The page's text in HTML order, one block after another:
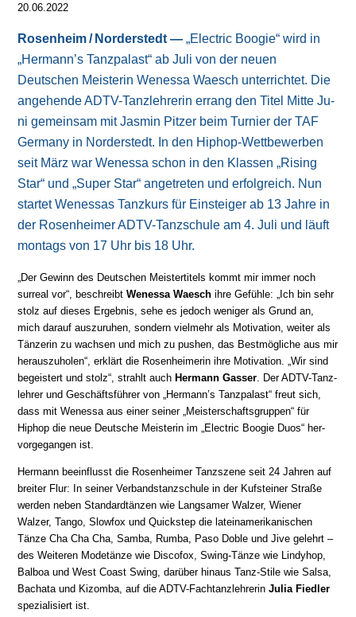
20.06.2022
Rosenheim / Norderstedt — „Electric Boogie“ wird in
„Hermann’s Tanzpalast“ ab Juli von der neuen
Deutschen Meisterin Wenessa Waesch un­ter­rich­tet. Die
an­ge­hen­de ADTV-Tanz­leh­re­rin er­rang den Titel Mit­te Ju­
ni ge­mein­sam mit Jasmin Pitzer beim Tur­nier der TAF
Germany in Norderstedt. In den Hiphop-Wett­be­wer­ben
seit März war Wenessa schon in den Klas­sen „Rising
Star“ und „Super Star“ an­ge­tre­ten und er­folg­reich. Nun
star­tet Wenessas Tanzkurs für Ein­stei­ger ab 13 Jah­re in
der Rosenheimer ADTV-Tanzschule am 4. Ju­li und läuft
mon­tags von 17 Uhr bis 18 Uhr.
„Der Gewinn des Deutschen Meistertitels kommt mir immer noch
surreal vor“, be­schreibtWenessa Waesch ihre Ge­füh­le: „Ich bin sehr
stolz auf die­ses Er­geb­nis, sehe es je­doch we­ni­ger als Grund an,
mich darauf aus­zu­ru­hen, son­dern viel­mehr als Mo­ti­va­tion, wei­ter als
Tän­ze­rin zu wach­sen und mich zu pushen, das Best­mög­li­che aus mir
heraus­zu­ho­len“, er­klärt die Rosenheimerin ih­re Mo­ti­va­tion. „Wir sind
be­geis­tert und stolz“, strahlt auch Hermann Gasser. Der ADTV-Tanz­
leh­rer und Ge­schäfts­füh­rer von „Hermann’s Tanzpalast“ freut sich,
dass mit Wenessa aus ei­ner sei­ner „Meis­ter­schafts­grup­pen“ für
Hiphop die neue Deutsche Meisterin im „Electric Boogie Duos“ her­
vor­ge­gan­gen ist.
Hermann beeinflusst die Rosenheimer Tanzszene seit 24 Jah­ren auf
brei­ter Flur: In sei­ner Ver­bands­tanz­schu­le in der Kufsteiner Straße
wer­den ne­ben Stan­dard­tän­zen wie Lang­sa­mer Walzer, Wiener
Walzer, Tango, Slowfox und Quickstep die la­tein­ameri­ka­ni­schen
Tänze Cha Cha Cha, Samba, Rumba, Paso Doble und Jive gelehrt –
des Wei­te­ren Mode­tänze wie Discofox, Swing-Tänze wie Lindyhop,
Balboa und West Coast Swing, darüber hinaus Tanz-Stile wie Salsa,
Bachata und Kizomba, auf die ADTV-Fach­tanz­leh­re­rinJulia Fiedler
spe­zia­li­siert ist.